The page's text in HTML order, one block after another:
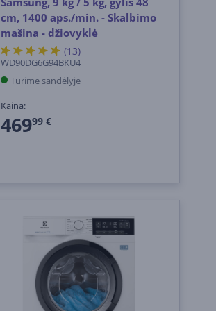
cm, 1400 aps./min. - Skalbimo
mašina - džiovyklė
(13)
WD90DG6G94BKU4
Turime sandėlyje
Kaina:
46999 €